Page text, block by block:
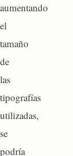
aumentando
el
tamaño
de
las
tipografías
utilizadas,
se
podría